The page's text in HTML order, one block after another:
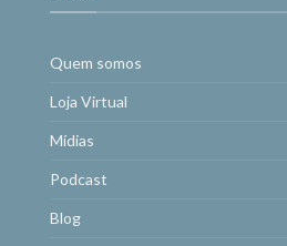
Quem somos
Loja Virtual
Mídias
Podcast
Blog